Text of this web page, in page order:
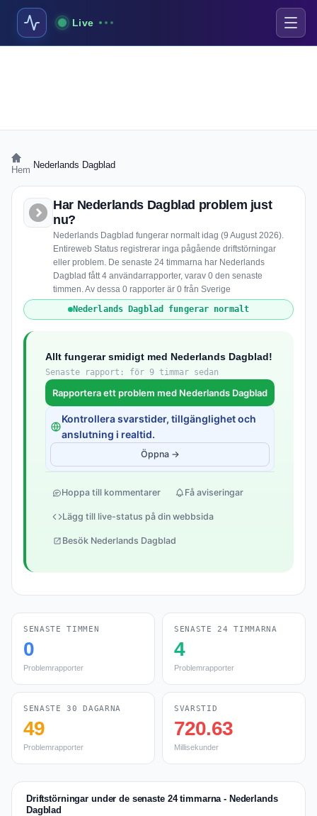
Live
Hem Nederlands Dagblad
Har Nederlands Dagblad problem just
nu?
Nederlands Dagblad fungerar normalt idag (9 August 2026).
Entireweb Status registrerar inga pågående driftstörningar
eller problem. De senaste 24 timmarna har Nederlands
Dagblad fått 4 användarrapporter, varav 0 den senaste
timmen. Av dessa 0 rapporter är 0 från Sverige
Nederlands Dagblad fungerar normalt
Allt fungerar smidigt med Nederlands Dagblad!
Senaste rapport: för 9 timmar sedan
Rapportera ett problem med Nederlands Dagblad
Kontrollera svarstider, tillgänglighet och
anslutning i realtid.
Öppna →
Hoppa till kommentarer Få aviseringar
Lägg till live-status på din webbsida
Besök Nederlands Dagblad
SENASTE TIMMEN
0
Problemrapporter
SENASTE 24 TIMMARNA
4
Problemrapporter
SENASTE 30 DAGARNA
49
Problemrapporter
SVARSTID
720.63
Millisekunder
Driftstörningar under de senaste 24 timmarna - Nederlands
Dagblad